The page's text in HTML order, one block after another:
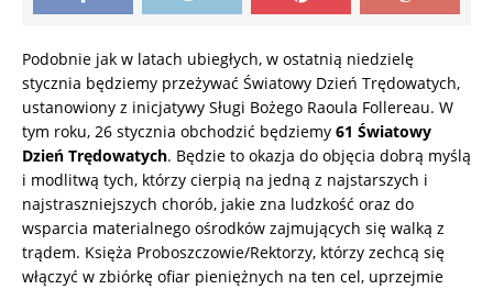
Podobnie jak w latach ubiegłych, w ostatnią niedzielę
stycznia będziemy przeżywać Światowy Dzień Trędowatych,
ustanowiony z inicjatywy Sługi Bożego Raoula Follereau. W
tym roku, 26 stycznia obchodzić będziemy 61 Światowy
Dzień Trędowatych. Będzie to okazja do objęcia dobrą myślą
i modlitwą tych, którzy cierpią na jedną z najstarszych i
najstraszniejszych chorób, jakie zna ludzkość oraz do
wsparcia materialnego ośrodków zajmujących się walką z
trądem. Księża Proboszczowie/Rektorzy, którzy zechcą się
włączyć w zbiórkę ofiar pieniężnych na ten cel, uprzejmie